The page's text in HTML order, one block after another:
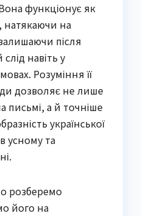
функціонує як
натякаючи на
після
навіть у
Розуміння її
дозволяє не лише
письмі, а й точніше
української
усному та
розберемо
його на